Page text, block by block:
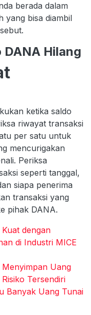
berada dalam
yang bisa diambil
Hilang
ketika saldo
riwayat transaksi
per satu untuk
mencurigakan
Periksa
seperti tanggal,
siapa penerima
transaksi yang
pihak DANA.
dengan
di Industri MICE
Uang
Tersendiri
Banyak Uang Tunai